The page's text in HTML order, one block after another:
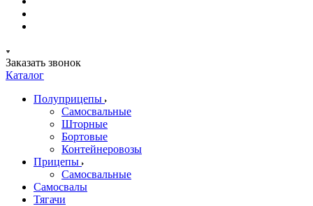
Заказать звонок
Каталог
Полуприцепы
Самосвальные
Шторные
Бортовые
Контейнеровозы
Прицепы
Самосвальные
Самосвалы
Тягачи